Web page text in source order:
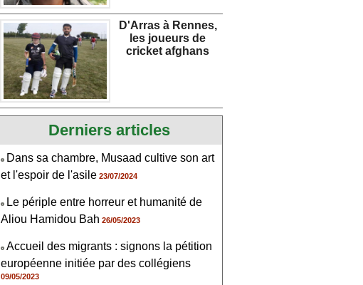
D'Arras à Rennes,
les joueurs de
cricket afghans
Derniers articles
Dans sa chambre, Musaad cultive son art
et l'espoir de l'asile 23/07/2024
Le périple entre horreur et humanité de
Aliou Hamidou Bah 26/05/2023
Accueil des migrants : signons la pétition
européenne initiée par des collégiens
09/05/2023